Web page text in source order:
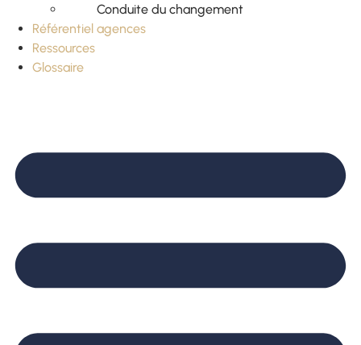
Conduite du changement
Référentiel agences
Ressources
Glossaire